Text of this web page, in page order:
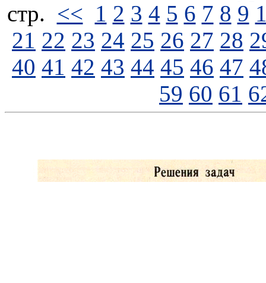
стp. << 1 2 3 4 5 6 7 8 9
21 22 23 24 25 26 27 28
40 41 42 43 44 45 46 47
59 60 61